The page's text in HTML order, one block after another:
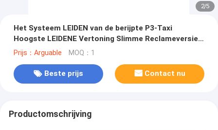
2/5
Het Systeem LEIDEN van de berijpte P3-Taxi
Hoogste LEIDENE Vertoning Slimme Reclameversie
Taxiteken
Prijs：Arguable MOQ：1
Beste prijs Contact nu
Productomschrijving